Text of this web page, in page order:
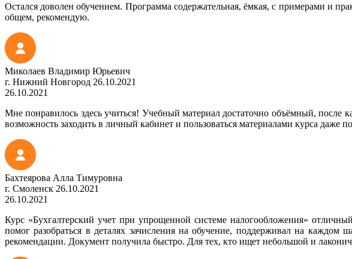
Остался доволен обучением. Программа содержательная, ёмкая, с примерами и
общем, рекомендую.
Миколаев Владимир Юрьевич
г. Нижний Новгород 26.10.2021
26.10.2021
Мне понравилось здесь учиться! Учебный материал достаточно объёмный,
возможность заходить в личный кабинет и пользоваться материалами курса даже
Бахтеярова Алла Тимуровна
г. Смоленск 26.10.2021
26.10.2021
Курс «Бухгалтерский учет при упрощенной системе налогообложения»
помог разобраться в деталях зачисления на обучение, поддерживал на
рекомендации. Документ получила быстро. Для тех, кто ищет небольшой и